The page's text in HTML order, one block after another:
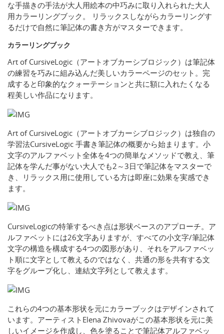
な手描きの手法が大人用絵本の中巧みに取り入れられた大人
用カラーリングブック。 リラックスしながらカラーリングす
るだけで自然に筆記体の書き方がマスターできます。
カラーリングブック
Art of CursiveLogic（アートオブカーシブロジック）は筆記体
の練習を巧みに組み込んだ美しいカラーページのセット。完
成すると印象的なクォーテーションと共に額に入れたくなる
程美しい作品になります。
Art of CursiveLogic（アートオブカーシブロジック）は独自の
学習法CursiveLogic 手書き筆記体の概要から始まります。小
文字のアルファベット全体を4つの簡単なメソッドで教え、筆
記体を学んだ事がない大人でも2～3日で筆記体をマスターで
き、リラックス用に使用している方は即座に効果を実感でき
ます。
CursiveLogicの特筆するべき点は形状ベースのアプローチ。ア
ルファベットには26文字ありますが、すべての小文字/筆記体
文字の構造を構成する4つの図形があり、それをアルファベッ
ト順に文字として教えるのではなく、共通の形を共有する文
字をグループ化し、連結文字列として教えます。
これらの4つの基本形状を元にカラーブックはデザインされて
います。アーティストElena Zhivovaがこの基本形状を元に美
しいイメージを作成し、色を塗ることで筆記体アルファベッ